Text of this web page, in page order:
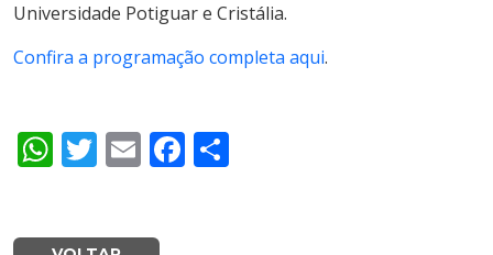
Universidade Potiguar e Cristália.
Confira a programação completa aqui.
WhatsApp
Twitter
EmailFacebook